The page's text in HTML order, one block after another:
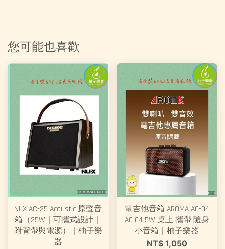
您可能也喜歡
NUX AC-25 Acoustic 原聲音
箱（25W｜可攜式設計｜
附背帶與電源）｜柚子樂
器
電吉他音箱 AROMA AG-04
AG 04 5W 桌上 攜帶 隨身
小音箱｜柚子樂器
NT$ 1,050